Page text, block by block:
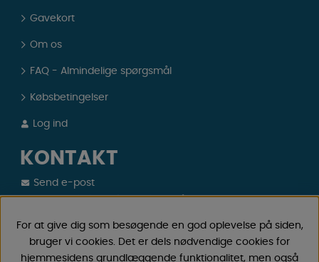
Gavekort
Om os
FAQ - Almindelige spørgsmål
Købsbetingelser
Log ind
KONTAKT
Send e-post
Vi svarer altid indenfor 24 timer på hverdage.
Registrer din retur
Gælder fortrydelseskøb, fejlkøb.
For at give dig som besøgende en god oplevelse på siden,
bruger vi cookies. Det er dels nødvendige cookies for
hjemmesidens grundlæggende funktionalitet, men også